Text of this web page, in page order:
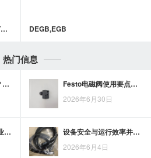
NORTHMAN北部精机叠加阀 MT系列叠加式单向节流阀 DEGB,EGB
热门信息
信号质量提升看什么？WINNER比例放大器的输入调理与控制匹配 Festo电磁阀使用要点：让气动控制更匹配设备运行需求
2026年6月30日
SMC电磁阀在多类工业设备中的应用场景梳理 设备安全与运行效率并重，经登压力传感器的应用关注点
2026年6月4日